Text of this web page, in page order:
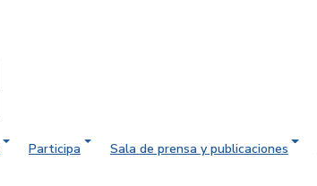
Participa Sala de prensa y publicaciones